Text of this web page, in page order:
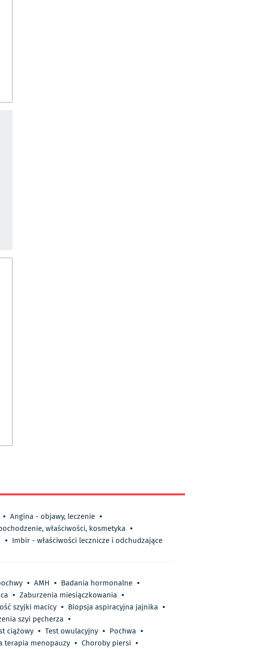
• Angina - objawy, leczenie •
właściwości, kosmetyka •
• Imbir - właściwości lecznicze i odchudzające
• AMH • Badania hormonalne •
• Zaburzenia miesiączkowania •
szyjki macicy • Biopsja aspiracyjna jajnika •
szyi pęcherza •
ciążowy • Test owulacyjny • Pochwa •
terapia menopauzy • Choroby piersi •